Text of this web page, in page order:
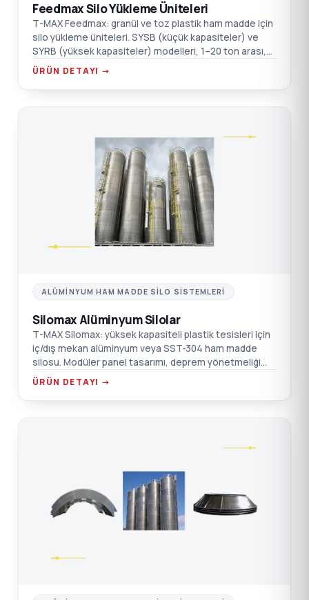
Feedmax Silo Yükleme Üniteleri
T-MAX Feedmax: granül ve toz plastik ham madde için
silo yükleme üniteleri. SYSB (küçük kapasiteler) ve
SYRB (yüksek kapasiteler) modelleri, 1–20 ton arası,
paslanmaz çelik, ses izolasyonlu blower.
ÜRÜN DETAYI →
SI
ALÜMINYUM HAM MADDE SILO SISTEMLERI
Silomax Alüminyum Silolar
T-MAX Silomax: yüksek kapasiteli plastik tesisleri için
iç/dış mekan alüminyum veya SST-304 ham madde
silosu. Modüler panel tasarımı, deprem yönetmeliği
uyumlu statik+dinamik rapor, POKE-YOKE dolum, anlık
ÜRÜN DETAYI →
PA